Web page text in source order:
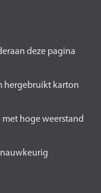
deze pagina
hergebruikt karton
hoge weerstand